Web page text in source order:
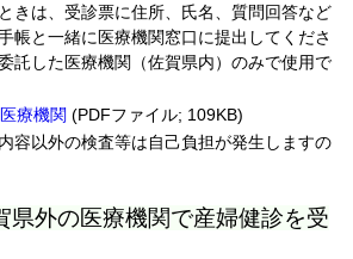
きは、受診票に住所、氏名、質問回答など
帳と一緒に医療機関窓口に提出してくださ
託した医療機関（佐賀県内）のみで使用で
療機関 (PDFファイル; 109KB)
容以外の検査等は自己負担が発生しますの
県外の医療機関で産婦健診を受